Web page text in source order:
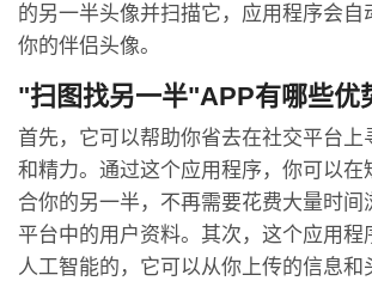
的另一半头像并扫描它，应用程序会自
你的伴侣头像。
"扫图找另一半"APP有哪些优
首先，它可以帮助你省去在社交平台上
和精力。通过这个应用程序，你可以在
合你的另一半，不再需要花费大量时间
平台中的用户资料。其次，这个应用程
人工智能的，它可以从你上传的信息和